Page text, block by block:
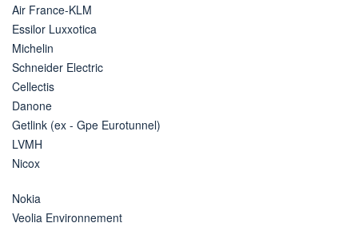
Air France-KLM
Essilor Luxxotica
Michelin
Schneider Electric
Cellectis
Danone
Getlink (ex - Gpe Eurotunnel)
LVMH
Nicox
Nokia
Veolia Environnement